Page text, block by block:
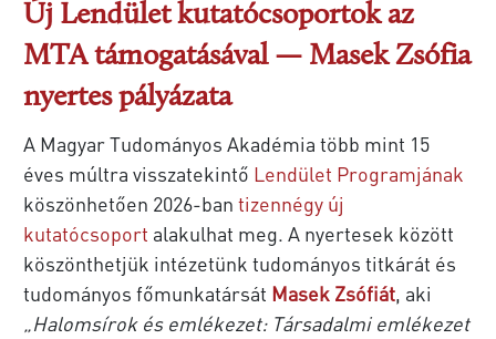
Új Lendület kutatócsoportok az
MTA támogatásával — Masek Zsófia
nyertes pályázata
A Magyar Tudományos Akadémia több mint 15
éves múltra visszatekintő Lendület Programjának
köszönhetően 2026-ban tizennégy új
kutatócsoport alakulhat meg. A nyertesek között
köszönthetjük intézetünk tudományos titkárát és
tudományos főmunkatársát Masek Zsófiát, aki
„Halomsírok és emlékezet: Társadalmi emlékezet